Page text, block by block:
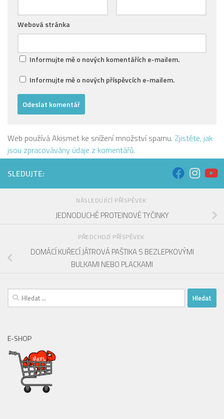
Webová stránka
Informujte mě o nových komentářích e-mailem.
Informujte mě o nových příspěvcích e-mailem.
Web používá Akismet ke snížení množství spamu. Zjistěte, jak
jsou zpracovávány údaje z komentářů.
SLEDUJTE:
NÁSLEDUJÍCÍ PŘÍSPĚVEK
JEDNODUCHÉ PROTEINOVÉ TYČINKY
PŘEDCHOZÍ PŘÍSPĚVEK
DOMÁCÍ KUŘECÍ JÁTROVÁ PAŠTIKA S BEZLEPKOVÝMI
BULKAMI NEBO PLACKAMI
Vyhledávání
E-SHOP